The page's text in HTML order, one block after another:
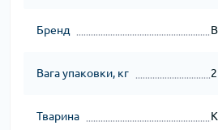
Бренд
Вага упаковки, кг 2
Тварина